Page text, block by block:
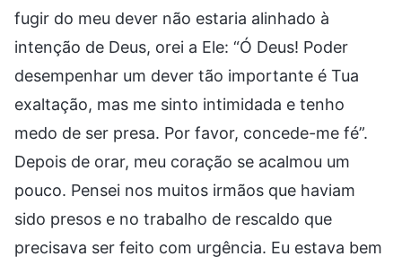
fugir do meu dever não estaria alinhado à
intenção de Deus, orei a Ele: “Ó Deus! Poder
desempenhar um dever tão importante é Tua
exaltação, mas me sinto intimidada e tenho
medo de ser presa. Por favor, concede-me fé”.
Depois de orar, meu coração se acalmou um
pouco. Pensei nos muitos irmãos que haviam
sido presos e no trabalho de rescaldo que
precisava ser feito com urgência. Eu estava bem